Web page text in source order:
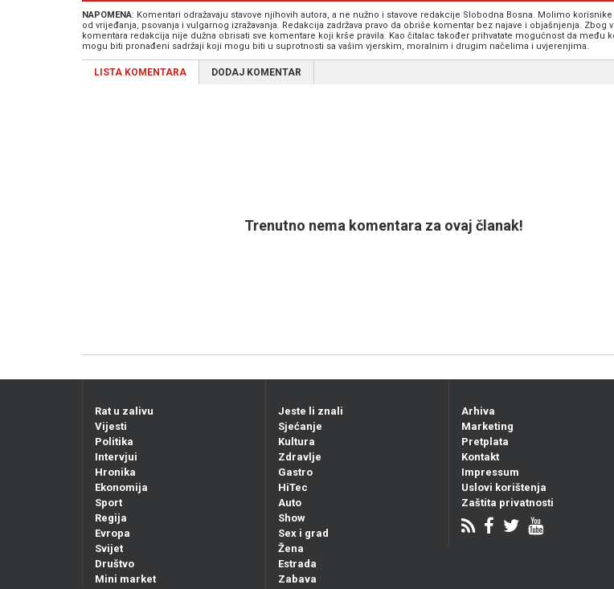
NAPOMENA: Komentari odražavaju stavove njihovih autora, a ne nužno i stavove redakcije Slobodna Bosna. Molimo
od vrijeđanja, psovanja i vulgarnog izražavanja. Redakcija zadržava pravo da obriše komentar bez najave i objašnjenja. Zbog
komentara redakcija nije dužna obrisati sve komentare koji krše pravila. Kao čitalac također prihvatate mogućnost da među
mogu biti pronađeni sadržaji koji mogu biti u suprotnosti sa vašim vjerskim, moralnim i drugim načelima i uvjerenjima.
LISTA KOMENTARA DODAJ KOMENTAR
Trenutno nema komentara za ovaj članak!
Rat u zalivu
Vijesti
Politika
Intervjui
Hronika
Ekonomija
Sport
Regija
Evropa
Svijet
Društvo
Mini market
Jeste li znali
Sjećanje
Kultura
Zdravlje
Gastro
HiTec
Auto
Show
Sex i grad
Žena
Estrada
Zabava
Arhiva
Marketing
Pretplata
Kontakt
Impressum
Uslovi korištenja
Zaštita privatnosti